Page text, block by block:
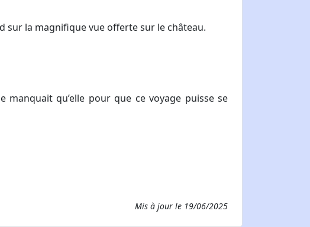
sur la magnifique vue offerte sur le château.
qu’elle pour que ce voyage puisse se
Mis à jour le 19/06/2025